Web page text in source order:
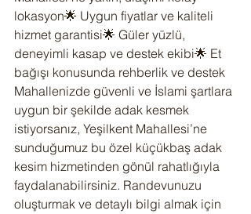
lokasyon🌟 Uygun fiyatlar ve kaliteli
hizmet garantisi🌟 Güler yüzlü,
deneyimli kasap ve destek ekibi🌟 Et
bağışı konusunda rehberlik ve destek
Mahallenizde güvenli ve İslami şartlara
uygun bir şekilde adak kesmek
istiyorsanız, Yeşilkent Mahallesi’ne
sunduğumuz bu özel küçükbaş adak
kesim hizmetinden gönül rahatlığıyla
faydalanabilirsiniz. Randevunuzu
oluşturmak ve detaylı bilgi almak için